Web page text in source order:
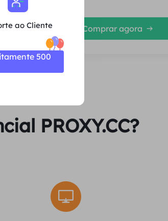
Comprar agora
PROXY.CC?
ao Cliente
500